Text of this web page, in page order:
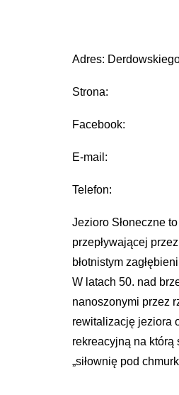
Adres:
Strona:
Facebook:
E-mail:
Telefon:
Jezioro Słoneczne
przepływającej
błotnistym
W latach 50. nad
nanoszonymi przez
rewitalizację jeziora
rekreacyjną na którą
„siłownię pod